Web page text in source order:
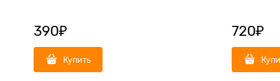
390₽
Купить
720₽